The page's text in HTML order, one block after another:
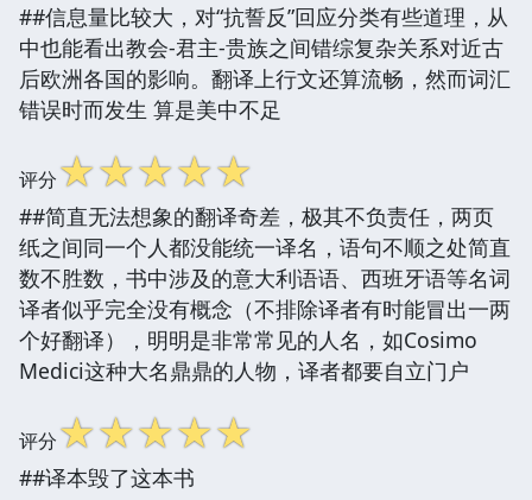
##信息量比较大，对“抗誓反”回应分类有些道理，从
中也能看出教会-君主-贵族之间错综复杂关系对近古
后欧洲各国的影响。翻译上行文还算流畅，然而词汇
错误时而发生 算是美中不足
评分☆☆☆☆☆
##简直无法想象的翻译奇差，极其不负责任，两页
纸之间同一个人都没能统一译名，语句不顺之处简直
数不胜数，书中涉及的意大利语语、西班牙语等名词
译者似乎完全没有概念（不排除译者有时能冒出一两
个好翻译），明明是非常常见的人名，如Cosimo
Medici这种大名鼎鼎的人物，译者都要自立门户
评分☆☆☆☆☆
##译本毁了这本书